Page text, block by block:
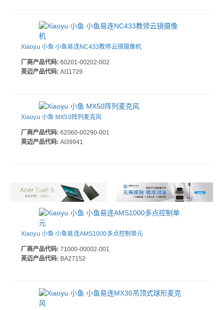
Xiaoyu 小鱼 小鱼易连NC433教师云镜摄像机
厂商产品代码: 60201-00202-002
英迈产品代码: AI11729
Xiaoyu 小鱼 MX50阵列麦克风
厂商产品代码: 62060-00290-001
英迈产品代码: AI39941
Xiaoyu 小鱼 小鱼易连AMS1000多点控制单元
厂商产品代码: 71000-00002-001
英迈产品代码: BA27152